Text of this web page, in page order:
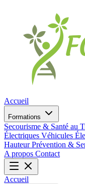
Accueil
Formations
Secourisme & Santé au
Électriques Véhicules
HauteurPrévention &
A propos Contact
Accueil